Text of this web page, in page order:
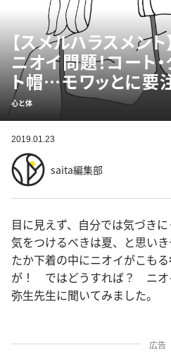
【スメルハラスメン
ニオイ問題！コート
ト帽…モワッとに要注
心と体
2019.01.23
saita編集部
目に見えず、自分では気づき
気をつけるべきは夏、と思い
たか下着の中にニオイがこもる
が！ ではどうすれば？ ニオ
弥生先生に聞いてみました。
広告